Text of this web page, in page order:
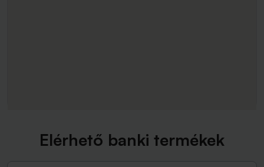
Elérhető banki termékek